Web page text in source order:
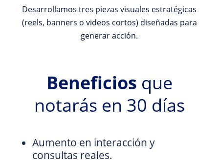
Desarrollamos tres piezas visuales estratégicas
(reels, banners o videos cortos) diseñadas para
generar acción.
Beneficios que
notarás en 30 días
Aumento en interacción y
consultas reales.